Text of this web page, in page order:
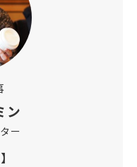
ン
ー